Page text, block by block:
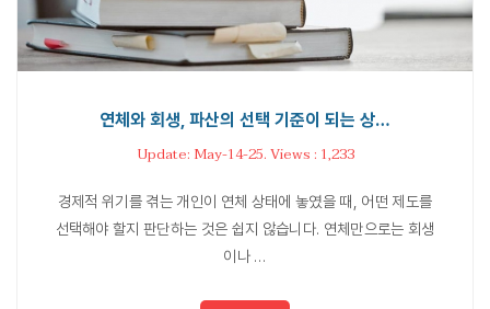
연체와 회생, 파산의 선택 기준이 되는 상…
Update: May-14-25. Views : 1,233
경제적 위기를 겪는 개인이 연체 상태에 놓였을 때, 어떤 제도를
선택해야 할지 판단하는 것은 쉽지 않습니다. 연체만으로는 회생
이나 …